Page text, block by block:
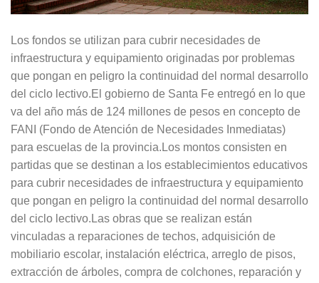
Los fondos se utilizan para cubrir necesidades de
infraestructura y equipamiento originadas por problemas
que pongan en peligro la continuidad del normal desarrollo
del ciclo lectivo.El gobierno de Santa Fe entregó en lo que
va del año más de 124 millones de pesos en concepto de
FANI (Fondo de Atención de Necesidades Inmediatas)
para escuelas de la provincia.Los montos consisten en
partidas que se destinan a los establecimientos educativos
para cubrir necesidades de infraestructura y equipamiento
que pongan en peligro la continuidad del normal desarrollo
del ciclo lectivo.Las obras que se realizan están
vinculadas a reparaciones de techos, adquisición de
mobiliario escolar, instalación eléctrica, arreglo de pisos,
extracción de árboles, compra de colchones, reparación y